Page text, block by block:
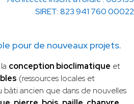
SIRET: 823 941 760 00022
pour de nouveaux projets.
conception bioclimatique et
(ressources locales et
bâti ancien que dans de nouvelles